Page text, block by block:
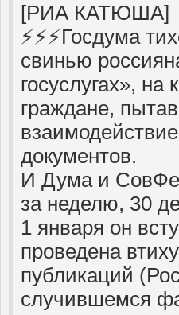
[РИА КАТЮША]
⚡️⚡️⚡️Госдума
свинью
госуслугах»,
граждане,
документов.
И Дума и
за неделю, 30
1 января он
проведена
публикаций
случившемся